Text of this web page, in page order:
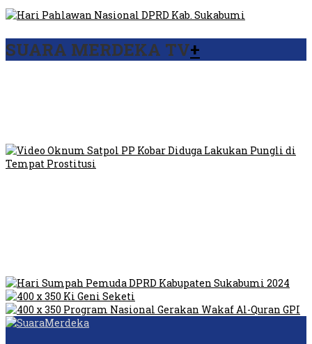
SUARA MERDEKA TV+